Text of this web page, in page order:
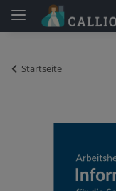
Startseite